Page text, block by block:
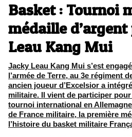
Basket : Tournoi
médaille
Leau Kang Mui
Jacky Leau Kang Mui s’est
l’armée de Terre, au 3e régiment
ancien joueur d’Excelsior a
militaire. Il vient de participer
tournoi international en
de France militaire, la première
l’histoire du basket militaire